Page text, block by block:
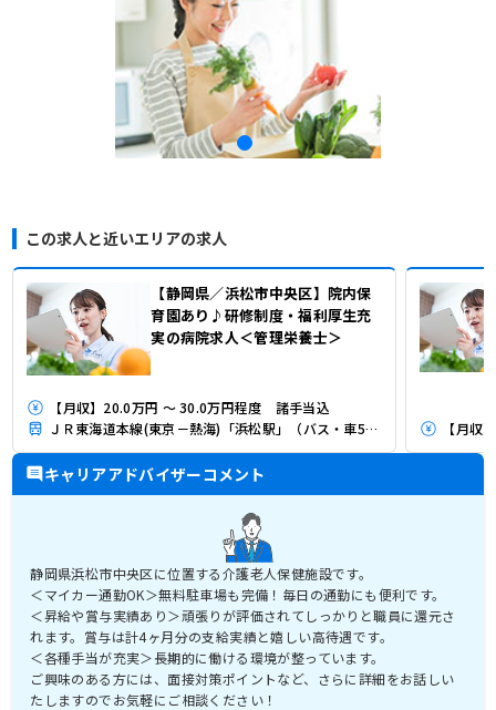
この求人と近いエリアの求人
【静岡県／浜松市中央区】院内保
育園あり♪研修制度・福利厚生充
実の病院求人＜管理栄養士＞
【月収】20.0万円 ～ 30.0万円程度 諸手当込
ＪＲ東海道本線(東京－熱海)「浜松駅」（バス・車5分）
【月収
キャリアアドバイザーコメント
静岡県浜松市中央区に位置する介護老人保健施設です。
＜マイカー通勤OK＞無料駐車場も完備！毎日の通勤にも便利です。
＜昇給や賞与実績あり＞頑張りが評価されてしっかりと職員に還元さ
れます。賞与は計4ヶ月分の支給実績と嬉しい高待遇です。
＜各種手当が充実＞長期的に働ける環境が整っています。
ご興味のある方には、面接対策ポイントなど、さらに詳細をお話しい
たしますのでお気軽にご相談ください！